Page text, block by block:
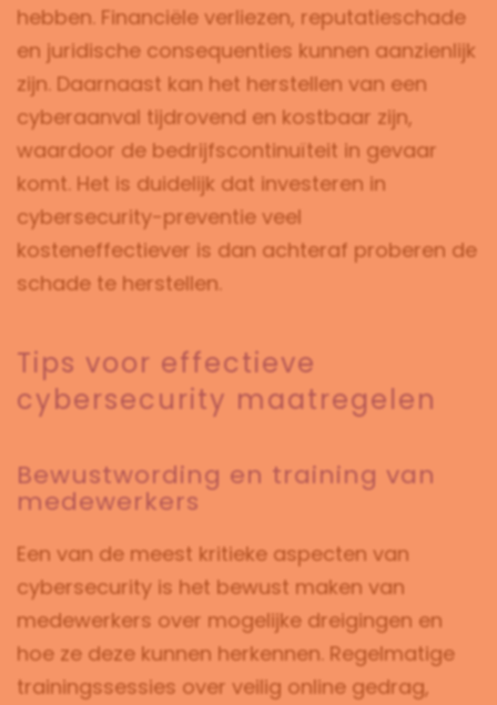
hebben. Financiële verliezen, reputatieschade
en juridische consequenties kunnen aanzienlijk
zijn. Daarnaast kan het herstellen van een
cyberaanval tijdrovend en kostbaar zijn,
waardoor de bedrijfscontinuïteit in gevaar
komt. Het is duidelijk dat investeren in
cybersecurity-preventie veel
kosteneffectiever is dan achteraf proberen de
schade te herstellen.
Tips voor effectieve
cybersecurity maatregelen
Bewustwording en training van
medewerkers
Een van de meest kritieke aspecten van
cybersecurity is het bewust maken van
medewerkers over mogelijke dreigingen en
hoe ze deze kunnen herkennen. Regelmatige
trainingssessies over veilig online gedrag,